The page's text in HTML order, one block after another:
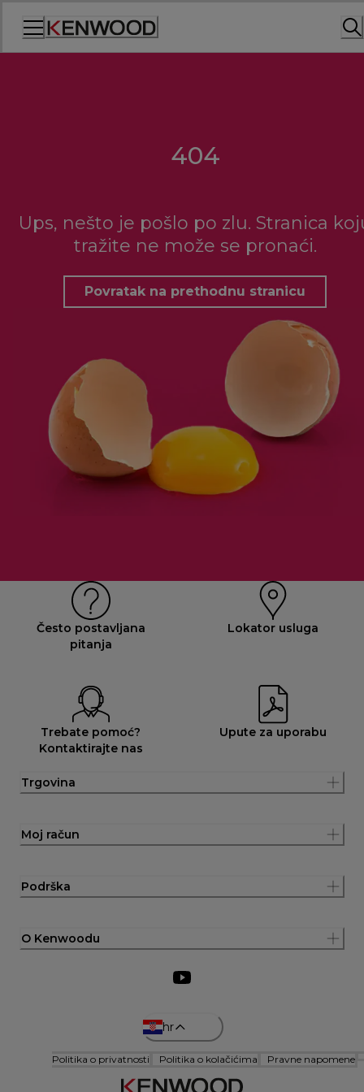
404
Ups, nešto je pošlo po zlu. Stranica
tražite ne može se pronaći.
Povratak na prethodnu stranicu
Često postavljana
pitanja
Lokator usluga
Trebate pomoć?
Kontaktirajte nas
Upute za uporabu
Trgovina
Moj račun
Podrška
O Kenwoodu
hr
Politika o privatnosti Politika o kolačićima Pravne napomene